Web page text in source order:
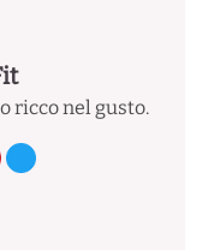
ricco nel gusto.